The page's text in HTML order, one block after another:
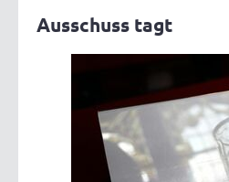
Ausschuss tagt